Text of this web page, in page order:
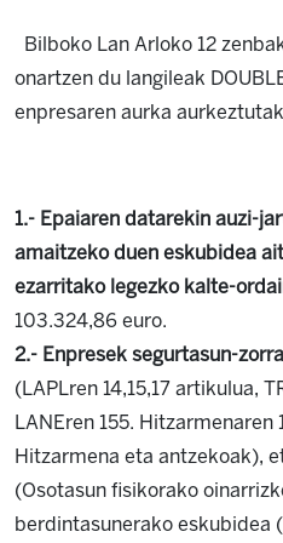
Bilboko Lan Arloko 12
onartzen du langileak
enpresaren aurka
1.- Epaiaren datarekin auzi-
amaitzeko duen eskubidea
ezarritako legezko kalte-
103.324,86 euro.
2.- Enpresek segurtasun-
(LAPLren 14,15,17 artikulua,
LANEren 155. Hitzarmenaren
Hitzarmena eta antzekoak),
(Osotasun fisikorako
berdintasunerako eskubidea